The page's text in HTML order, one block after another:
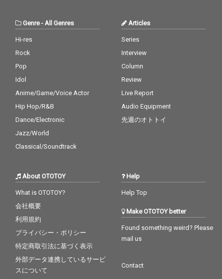
Genre- All Genres
Hi-res
Rock
Pop
Idol
Anime/Game/Voice Actor
Hip Hop/R&B
Dance/Electronic
Jazz/World
Classical/Soundtrack
Articles
Series
Interview
Column
Review
Live Report
Audio Equipment
先週のオトトイ
About OTOTOY
What is OTOTOY?
会社概要
利用規約
プライバシー・ポリシー
特定商取引法に基づく表示
外部データ連携しているサービ
スについて
Help
Help Top
Make OTOTOY better
Found something weird? Please
mail us
Contact